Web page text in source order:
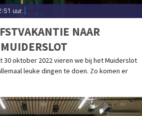
uur
NAAR
30 oktober 2022 vieren we bij het Muiderslot
leuke dingen te doen. Zo komen er